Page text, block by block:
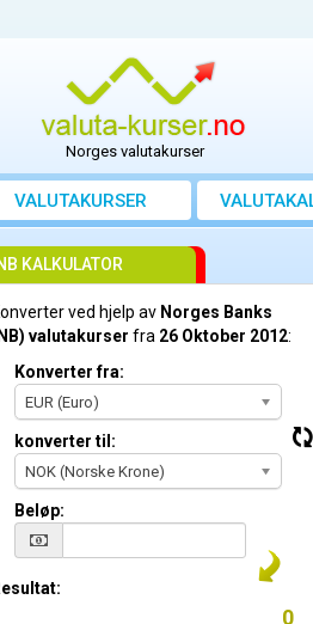
Norges valutakurser
VALUTAKURSER
KALKULATOR
ved hjelp av Norges Banks
valutakurser fra 26 Oktober 2012:
Konverter fra:
EUR (Euro)
konverter til:
NOK (Norske Krone)
Beløp: